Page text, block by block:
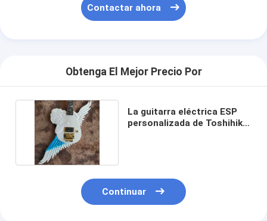
Contactar ahora
Obtenga El Mejor Precio Por
La guitarra eléctrica ESP
personalizada de Toshihiko
Continuar